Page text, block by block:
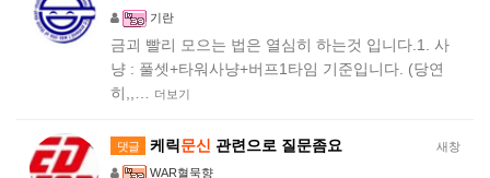
기란
금괴 빨리 모으는 법은 열심히 하는것 입니다.1. 사
냥 : 풀셋+타워사냥+버프1타임 기준입니다. (당연
히,,…
더보기
새창
댓글 케릭문신 관련으로 질문좀요
WAR혈묵향